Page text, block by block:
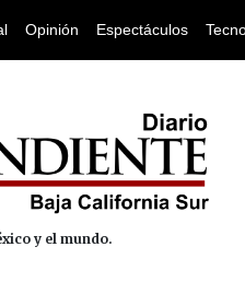
Opinión Espectáculos
y el mundo.